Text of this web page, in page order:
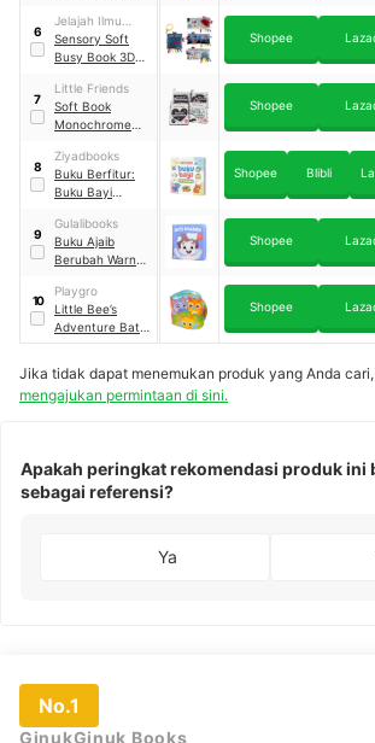
6
Jelajah Ilmu
Buana
Sensory Soft
Busy Book 3D
Shopee
7
Little Friends
Soft Book
Monochrome
Shopee
8
Ziyadbooks
Buku Berfitur:
Buku Bayi
Shopee Blibli
9
Gulalibooks
Buku Ajaib
Berubah Warna
Shopee
10
Playgro
Little Bee’s
Adventure Bath
Book
Shopee
Jika tidak dapat menemukan produk yang Anda
mengajukan permintaan di sini.
Apakah peringkat rekomendasi produk ini
sebagai referensi?
Ya
No.1
GinukGinuk Books